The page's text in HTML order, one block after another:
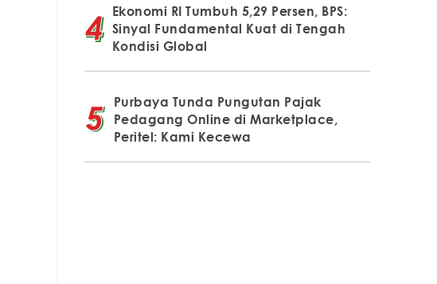
Ekonomi RI Tumbuh 5,29 Persen, BPS:
Sinyal Fundamental Kuat di Tengah
Kondisi Global
Purbaya Tunda Pungutan Pajak
Pedagang Online di Marketplace,
Peritel: Kami Kecewa